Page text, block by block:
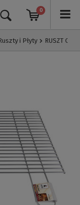
0
i Płyty RUSZT